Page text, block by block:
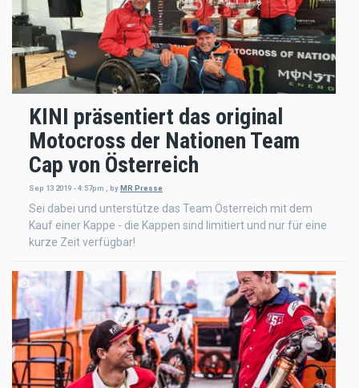
KINI präsentiert das original
Motocross der Nationen Team
Cap von Österreich
Sep 13 2019 - 4:57pm byMR Presse
Sei dabei und unterstütze das Team Österreich mit dem
Kauf einer Kappe - die Kappen sind limitiert und nur für eine
kurze Zeit verfügbar!